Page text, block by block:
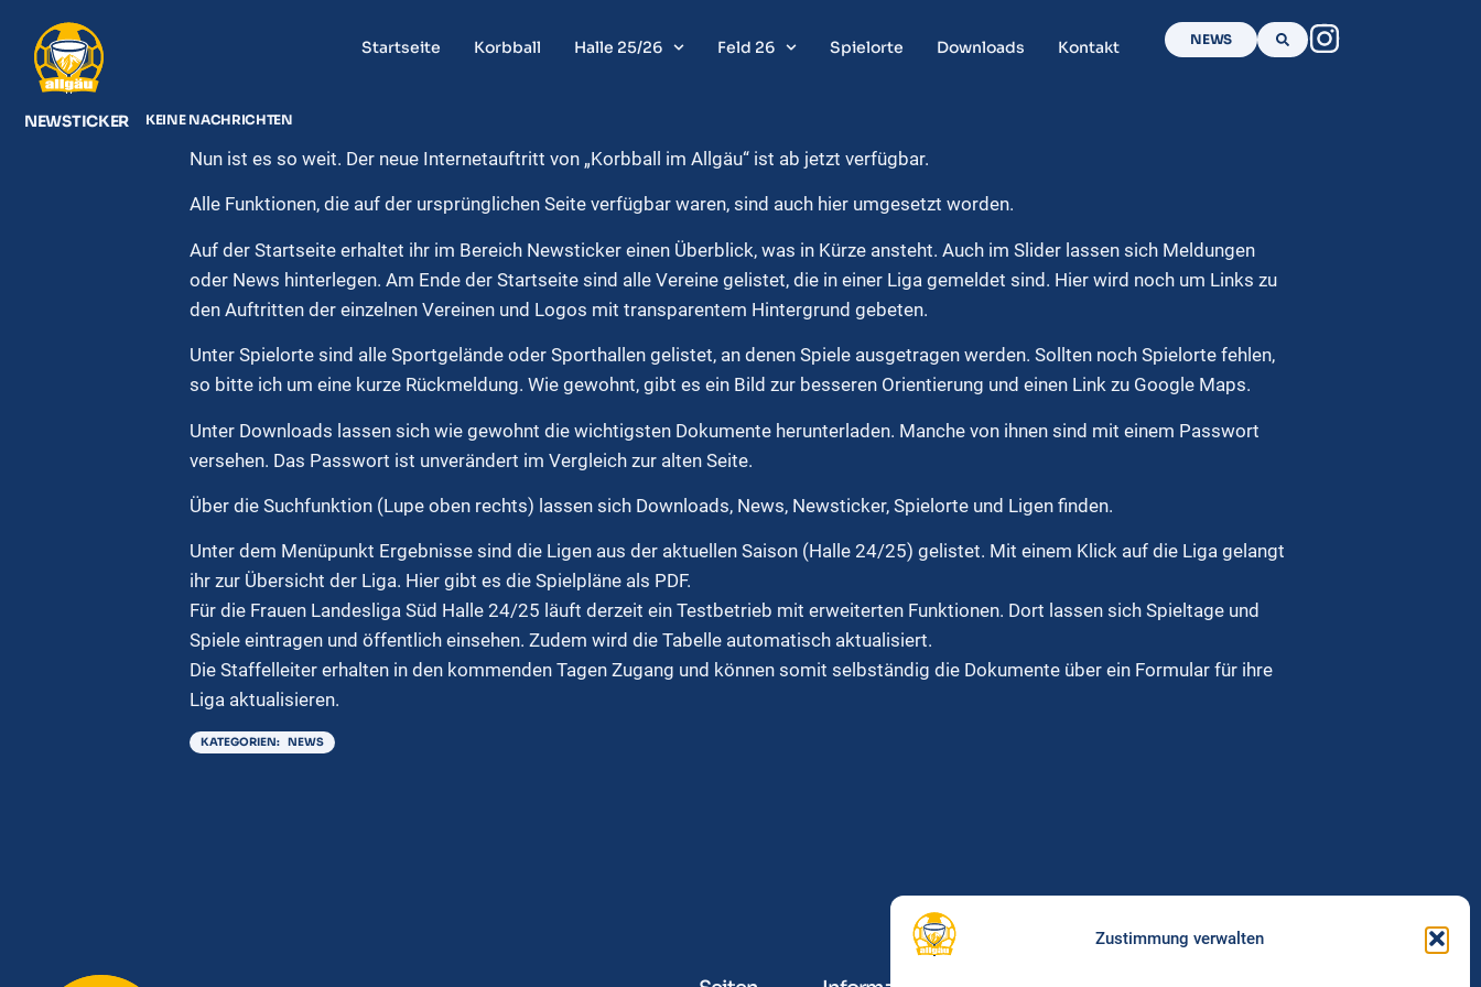
Zustimmung verwalten
Startseite Korbball Halle 25/26 Feld 26 Spielorte Downloads Kontakt NEWS
NEWSTICKER KEINE NACHRICHTEN
Nun ist es so weit. Der neue Internetauftritt von „Korbball im Allgäu“ ist ab jetzt verfügbar.
Alle Funktionen, die auf der ursprünglichen Seite verfügbar waren, sind auch hier umgesetzt worden.
Auf der Startseite erhaltet ihr im Bereich Newsticker einen Überblick, was in Kürze ansteht. Auch im Slider lassen sich Meldungen
oder News hinterlegen. Am Ende der Startseite sind alle Vereine gelistet, die in einer Liga gemeldet sind. Hier wird noch um Links zu
den Auftritten der einzelnen Vereinen und Logos mit transparentem Hintergrund gebeten.
Unter Spielorte sind alle Sportgelände oder Sporthallen gelistet, an denen Spiele ausgetragen werden. Sollten noch Spielorte fehlen,
so bitte ich um eine kurze Rückmeldung. Wie gewohnt, gibt es ein Bild zur besseren Orientierung und einen Link zu Google Maps.
Unter Downloads lassen sich wie gewohnt die wichtigsten Dokumente herunterladen. Manche von ihnen sind mit einem Passwort
versehen. Das Passwort ist unverändert im Vergleich zur alten Seite.
Über die Suchfunktion (Lupe oben rechts) lassen sich Downloads, News, Newsticker, Spielorte und Ligen finden.
Unter dem Menüpunkt Ergebnisse sind die Ligen aus der aktuellen Saison (Halle 24/25) gelistet. Mit einem Klick auf die Liga gelangt
ihr zur Übersicht der Liga. Hier gibt es die Spielpläne als PDF.
Für die Frauen Landesliga Süd Halle 24/25 läuft derzeit ein Testbetrieb mit erweiterten Funktionen. Dort lassen sich Spieltage und
Spiele eintragen und öffentlich einsehen. Zudem wird die Tabelle automatisch aktualisiert.
Die Staffelleiter erhalten in den kommenden Tagen Zugang und können somit selbständig die Dokumente über ein Formular für ihre
Liga aktualisieren.
KATEGORIEN: NEWS